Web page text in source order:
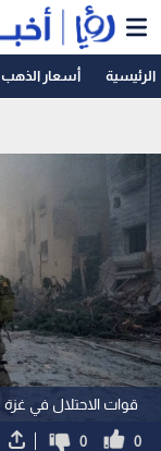
الرئيسية أسعار الذهب
قوات الاحتلال في غزة
0
0